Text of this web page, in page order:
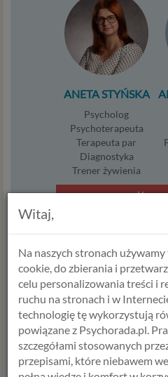
ANETA STYŃSKA
Psycholog
Psychoterapeuta
Terapeuta par
Diagnostyka
Trener żywienia
Umów termin
ALICJA
KRAWCZYK
Psycholog
Doradca zawodowy
Witaj,
Na naszych stronach
cookie, do zbierania i
celu personalizowania treści i
ruchu na stronach i w
technologię tę wykorzystują
powiązane z Psychorada.pl.
szczegółami stosowanych
przepisami, które niebawem